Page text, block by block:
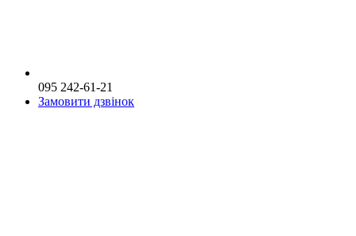
095 242-61-21
Замовити дзвінок